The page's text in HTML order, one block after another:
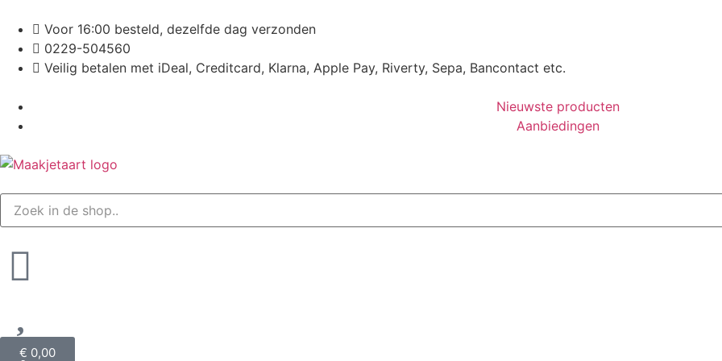
Voor 16:00 besteld, dezelfde dag verzonden
0229-504560
Veilig betalen met iDeal, Creditcard, Klarna, Apple Pay, Riverty, Sepa, Bancontact etc.
Nieuwste producten
Aanbiedingen
€ 0,00